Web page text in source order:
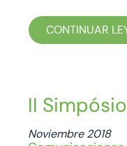
CONTINUAR
II
Noviembre 2018